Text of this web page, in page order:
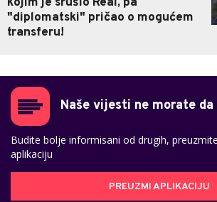
"diplomatski" pričao o mogućem
transferu!
Naše vijesti ne morate
Budite bolje informisani od drugih,
aplikaciju
PREUZMI APLIKACIJU